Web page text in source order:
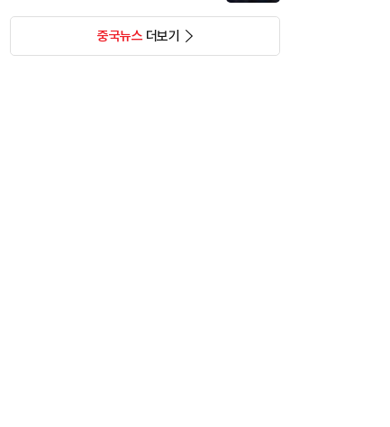
중국뉴스더보기